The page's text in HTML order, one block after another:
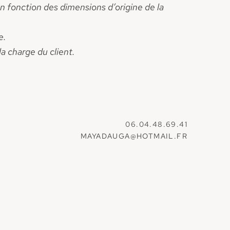
fonction des dimensions d’origine de la
charge du client.
06.04.48.69.41
MAYADAUGA@HOTMAIL.FR